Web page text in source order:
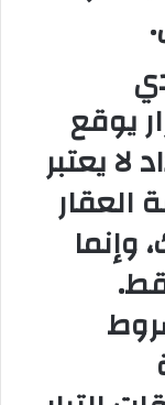
يوقع
لا يعتبر
العقار
وإنما